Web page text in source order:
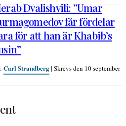
Dvalishvili: ”Umar
får fördelar
för att han är Khabib’s
Carl Strandberg| Skrevs den 10 september